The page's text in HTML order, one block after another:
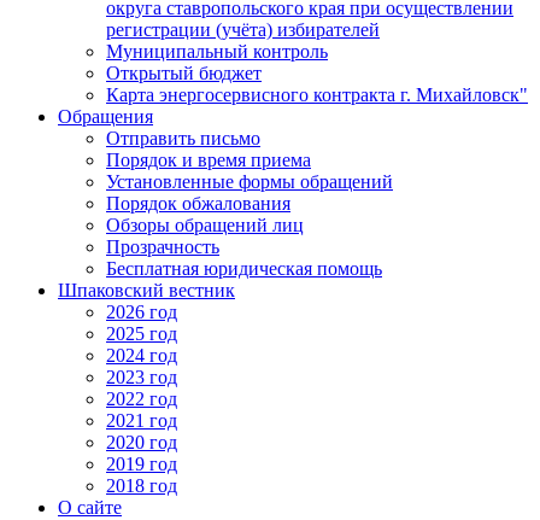
округа ставропольского края при осуществлении
регистрации (учёта) избирателей
Муниципальный контроль
Открытый бюджет
Карта энергосервисного контракта г. Михайловск"
Обращения
Отправить письмо
Порядок и время приема
Установленные формы обращений
Порядок обжалования
Обзоры обращений лиц
Прозрачность
Бесплатная юридическая помощь
Шпаковский вестник
2026 год
2025 год
2024 год
2023 год
2022 год
2021 год
2020 год
2019 год
2018 год
О сайте